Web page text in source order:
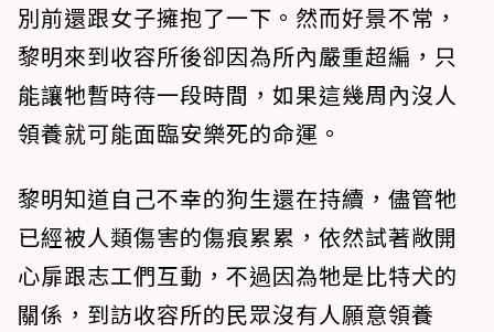
別前還跟女子擁抱了一下。然而好景不常，
黎明來到收容所後卻因為所內嚴重超編，只
能讓牠暫時待一段時間，如果這幾周內沒人
領養就可能面臨安樂死的命運。
黎明知道自己不幸的狗生還在持續，儘管牠
已經被人類傷害的傷痕累累，依然試著敞開
心扉跟志工們互動，不過因為牠是比特犬的
關係，到訪收容所的民眾沒有人願意領養